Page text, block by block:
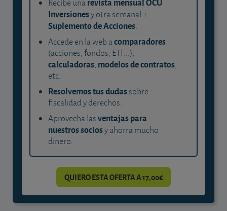
Recibe una
Inversionesy otra semanal +
Suplemento de Acciones.
Accede en la web acomparadores
(acciones, fondos, ETF...),
calculadoras, modelos de contratos,
etc.
Resolvemos tus dudassobre
fiscalidad y derechos.
Aprovecha lasventajas para
nuestros sociosy ahorra mucho
dinero.
QUIERO ESTA OFERTA A 17,00€